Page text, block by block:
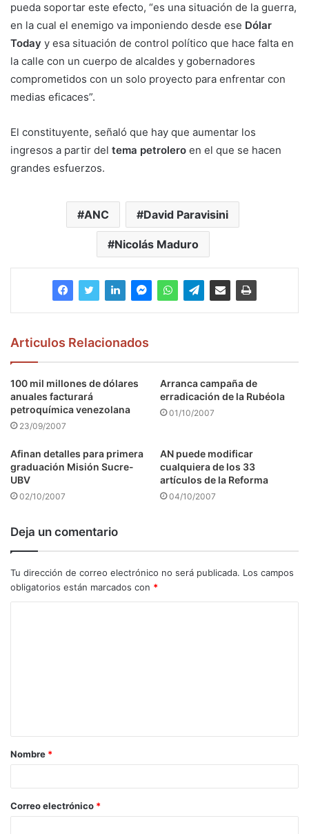
pueda soportar este efecto, “es una situación de la guerra,
en la cual el enemigo va imponiendo desde ese Dólar
Today y esa situación de control político que hace falta en
la calle con un cuerpo de alcaldes y gobernadores
comprometidos con un solo proyecto para enfrentar con
medias eficaces”.
El constituyente, señaló que hay que aumentar los
ingresos a partir del tema petrolero en el que se hacen
grandes esfuerzos.
ANC David Paravisini
Nicolás Maduro
Articulos Relacionados
100 mil millones de dólares
anuales facturará
petroquímica venezolana
23/09/2007
Arranca campaña de
erradicación de la Rubéola
01/10/2007
Afinan detalles para primera
graduación Misión Sucre-
UBV
02/10/2007
AN puede modificar
cualquiera de los 33
artículos de la Reforma
04/10/2007
Deja un comentario
Tu dirección de correo electrónico no será publicada. Los campos
obligatorios están marcados con *
a
r
*
Nombre *
Correo electrónico *